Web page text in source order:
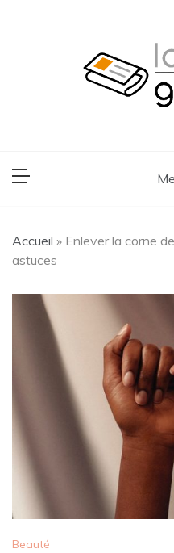
Accueil » Enlever la corne
astuces
Beauté